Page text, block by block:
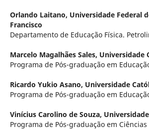
Orlando Laitano, Universidade Federal
Francisco
Departamento de Educação Física.
Marcelo Magalhães Sales, Universidade
Programa de Pós-graduação em
Ricardo Yukio Asano, Universidade
Programa de Pós-graduação em
Vinícius Carolino de Souza,
Programa de Pós-graduação em